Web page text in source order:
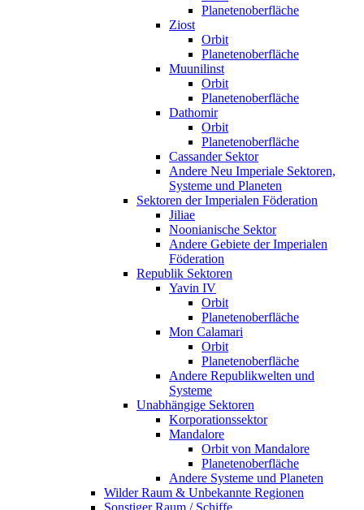
Planetenoberfläche
Ziost
Orbit
Planetenoberfläche
Muunilinst
Orbit
Planetenoberfläche
Dathomir
Orbit
Planetenoberfläche
Cassander Sektor
Andere Neu Imperiale Sektoren,
Systeme und Planeten
Sektoren der Imperialen Föderation
Jiliae
Noonianische Sektor
Andere Gebiete der Imperialen
Föderation
Republik Sektoren
Yavin IV
Orbit
Planetenoberfläche
Mon Calamari
Orbit
Planetenoberfläche
Andere Republikwelten und
Systeme
Unabhängige Sektoren
Korporationssektor
Mandalore
Orbit von Mandalore
Planetenoberfläche
Andere Systeme und Planeten
Wilder Raum & Unbekannte Regionen